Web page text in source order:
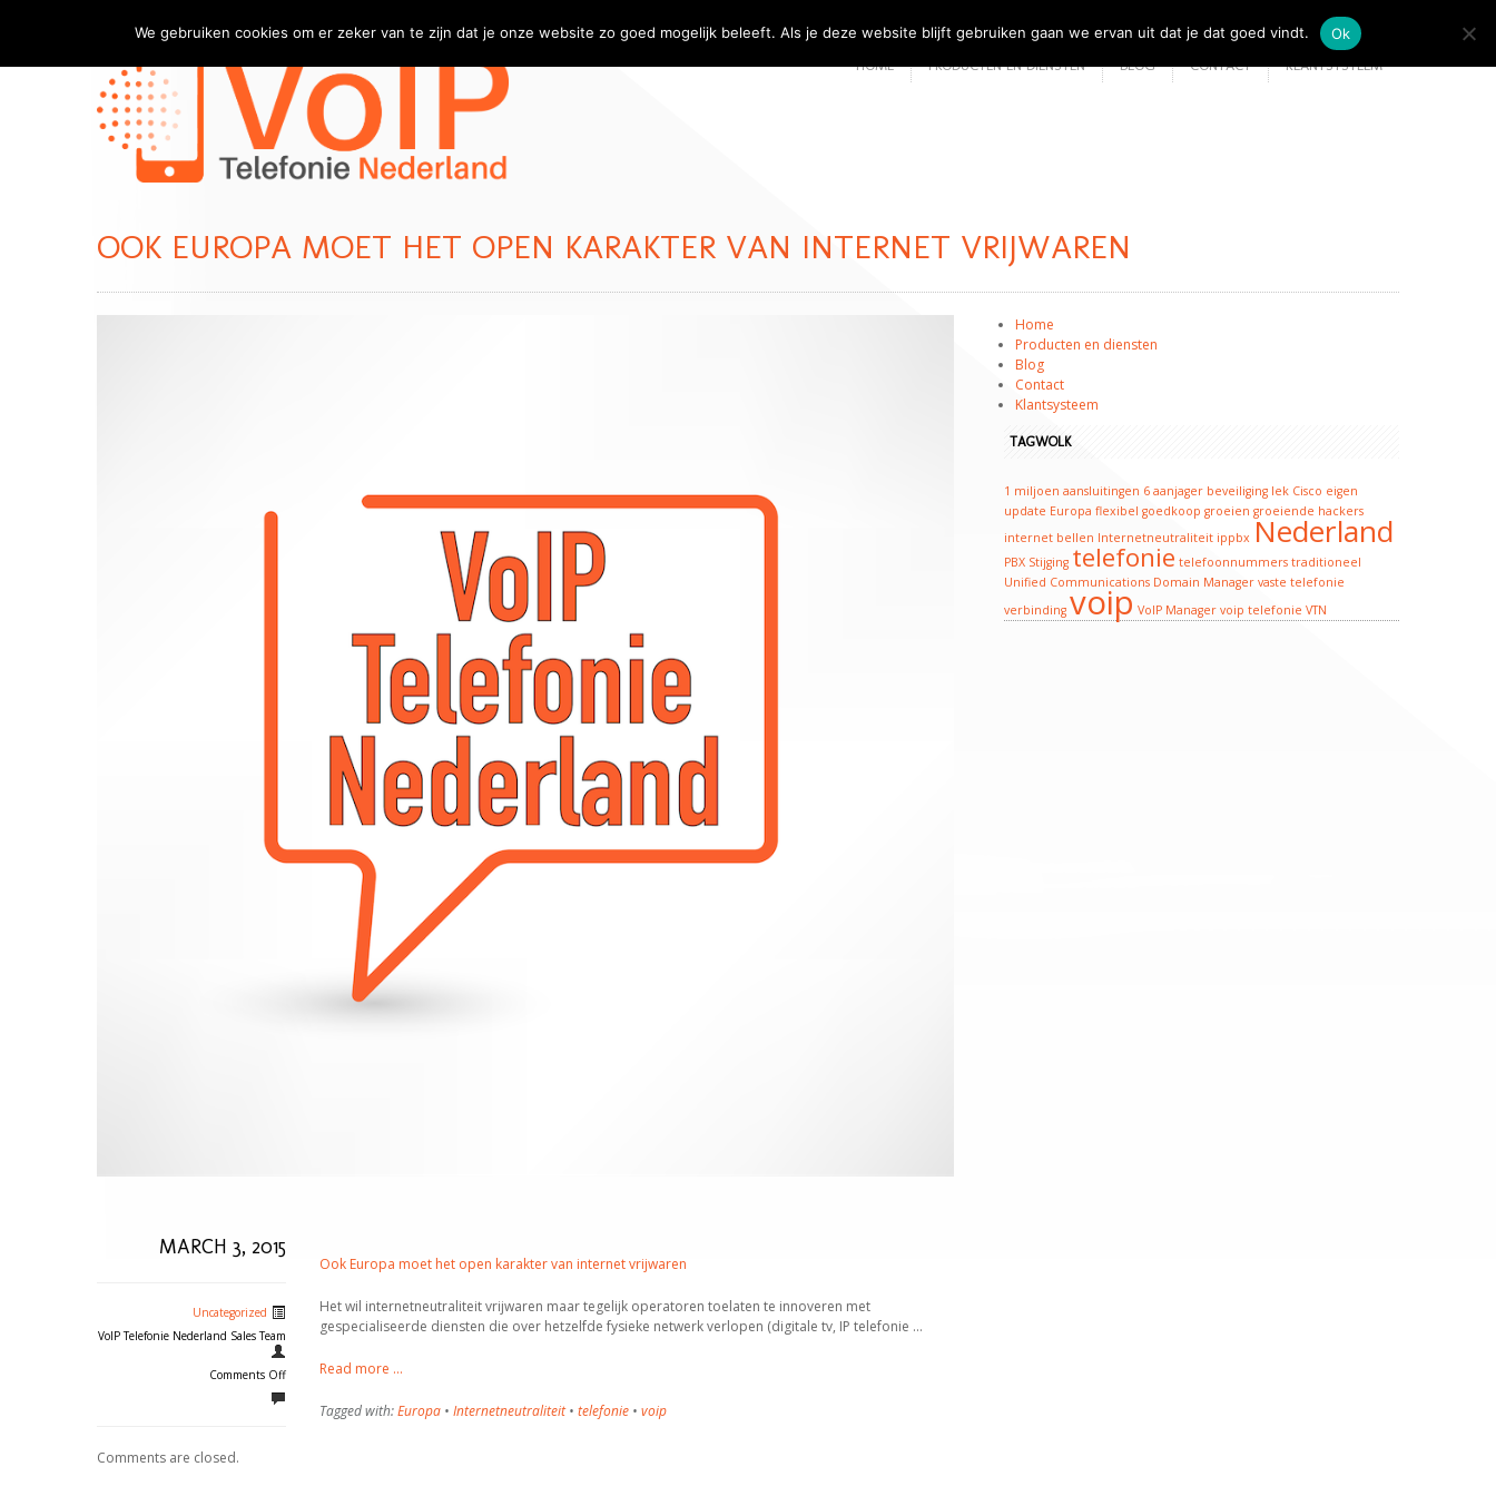
HOME PRODUCTEN EN DIENSTEN BLOG CONTACT KLANTSYSTEEM
OOK EUROPA MOET HET OPEN KARAKTER VAN INTERNET VRIJWAREN
MARCH 3, 2015
Uncategorized
VoIP Telefonie Nederland Sales Team
Comments Off
Ook Europa moet het open karakter van internet vrijwaren
Het wil internetneutraliteit vrijwaren maar tegelijk operatoren toelaten te innoveren met
gespecialiseerde diensten die over hetzelfde fysieke netwerk verlopen (digitale tv, IP telefonie …
Read more …
Tagged with:Europa • Internetneutraliteit• telefonie • voip
Comments are closed.
Home
Producten en diensten
Blog
Contact
Klantsysteem
TAGWOLK
1 miljoen aansluitingen 6 aanjager beveiliging lek Cisco eigen
update Europa flexibel goedkoop groeien groeiende hackers
internet bellen Internetneutraliteit ippbx Nederland
PBX Stijging telefonie telefoonnummers traditioneel
Unified Communications Domain Manager vaste telefonie
verbinding voip VoIP Manager voip telefonie VTN
We gebruiken cookies om er zeker van te zijn dat je onze website zo goed mogelijk beleeft. Als je deze website blijft gebruiken gaan we ervan uit dat je dat goed vindt. Ok